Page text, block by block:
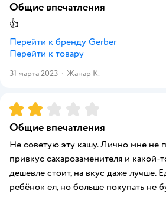
Общие впечатления
👍
Перейти к бренду Gerber
Перейти к товару
31 марта 2023 · Жанар К.
Рейтинг:2
Общие впечатления
Не советую эту кашу. Лично мне не
привкус сахарозаменителя и какой-
дешевле стоит, на вкус даже лучше.
ребёнок ел, но больше покупать не